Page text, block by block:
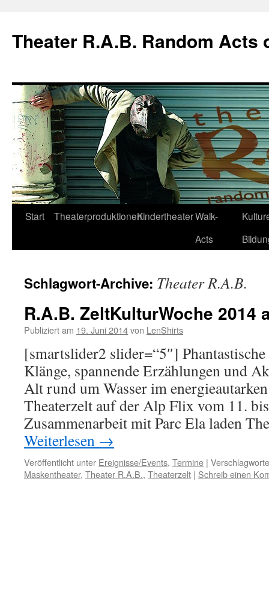
Theater R.A.B. Random Acts
Zum
Start TheaterproduktionenKindertheaterWalk-
Acts
Schlagwort-Archive: Theater R.A.B.
R.A.B. ZeltKulturWoche 2014
Publiziert am 19. Juni 2014von LenShirts
[smartslider2 slider=“5″]
Klänge, spannende Erzählungen und
Alt rund um Wasser im
Theaterzelt auf der Alp Flix vom 11.
Zusammenarbeit mit Parc Ela laden
Weiterlesen →
Veröffentlicht unter Ereignisse/Events, Termine |
Maskentheater, Theater R.A.B., Theaterzelt | Schreib einen